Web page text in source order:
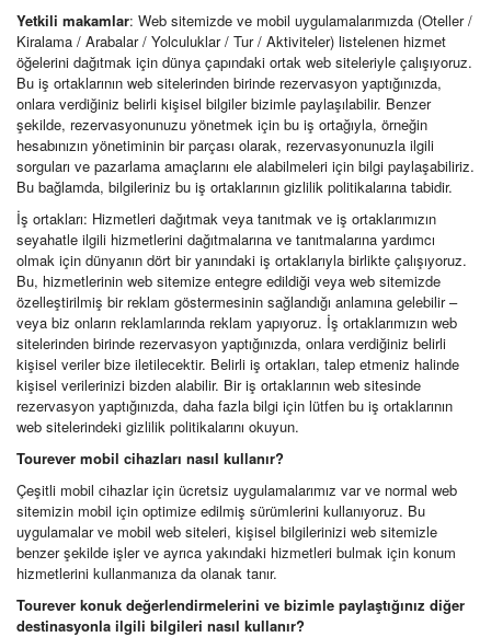
Yetkili makamlar: Web sitemizde ve mobil uygulamalarımızda (Oteller /
Kiralama / Arabalar / Yolculuklar / Tur / Aktiviteler) listelenen hizmet
öğelerini dağıtmak için dünya çapındaki ortak web siteleriyle çalışıyoruz.
Bu iş ortaklarının web sitelerinden birinde rezervasyon yaptığınızda,
onlara verdiğiniz belirli kişisel bilgiler bizimle paylaşılabilir. Benzer
şekilde, rezervasyonunuzu yönetmek için bu iş ortağıyla, örneğin
hesabınızın yönetiminin bir parçası olarak, rezervasyonunuzla ilgili
sorguları ve pazarlama amaçlarını ele alabilmeleri için bilgi paylaşabiliriz.
Bu bağlamda, bilgileriniz bu iş ortaklarının gizlilik politikalarına tabidir.
İş ortakları: Hizmetleri dağıtmak veya tanıtmak ve iş ortaklarımızın
seyahatle ilgili hizmetlerini dağıtmalarına ve tanıtmalarına yardımcı
olmak için dünyanın dört bir yanındaki iş ortaklarıyla birlikte çalışıyoruz.
Bu, hizmetlerinin web sitemize entegre edildiği veya web sitemizde
özelleştirilmiş bir reklam göstermesinin sağlandığı anlamına gelebilir –
veya biz onların reklamlarında reklam yapıyoruz. İş ortaklarımızın web
sitelerinden birinde rezervasyon yaptığınızda, onlara verdiğiniz belirli
kişisel veriler bize iletilecektir. Belirli iş ortakları, talep etmeniz halinde
kişisel verilerinizi bizden alabilir. Bir iş ortaklarının web sitesinde
rezervasyon yaptığınızda, daha fazla bilgi için lütfen bu iş ortaklarının
web sitelerindeki gizlilik politikalarını okuyun.
Tourever mobil cihazları nasıl kullanır?
Çeşitli mobil cihazlar için ücretsiz uygulamalarımız var ve normal web
sitemizin mobil için optimize edilmiş sürümlerini kullanıyoruz. Bu
uygulamalar ve mobil web siteleri, kişisel bilgilerinizi web sitemizle
benzer şekilde işler ve ayrıca yakındaki hizmetleri bulmak için konum
hizmetlerini kullanmanıza da olanak tanır.
Tourever konuk değerlendirmelerini ve bizimle paylaştığınız diğer
destinasyonla ilgili bilgileri nasıl kullanır?